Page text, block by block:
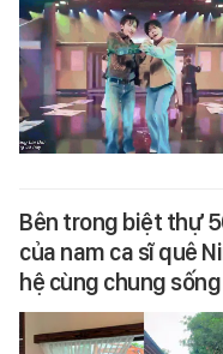
Bên trong biệt thự
của nam ca sĩ quê
hệ cùng chung sống